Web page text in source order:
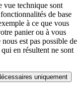
vue technique sont
de base
à ce que vous
panier ou à vous
est pas possible de
en résultent ne sont
uniquement